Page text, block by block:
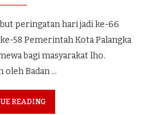
peringatan hari jadi ke-66
58 Pemerintah Kota Palangka
bagi masyarakat lho.
oleh Badan …
READING